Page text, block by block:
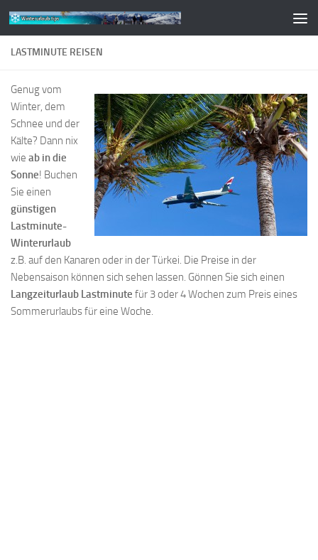
Zum Inhalt springen
LASTMINUTE REISEN
Genug vom
Winter, dem
Schnee und der
Kälte? Dann nix
wie ab in die
Sonne! Buchen
Sie einen
günstigen
Lastminute-
Winterurlaub
z.B. auf den Kanaren oder in der Türkei. Die Preise in der
Nebensaison können sich sehen lassen. Gönnen Sie sich einen
Langzeiturlaub Lastminute für 3 oder 4 Wochen zum Preis eines
Sommerurlaubs für eine Woche.